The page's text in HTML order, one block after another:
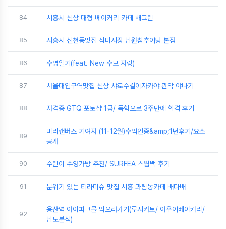
84 시흥시 신상 대형 베이커리 카페 해그린
85 시흥시 신천동맛집 삼미시장 남원참추어탕 본점
86 수영일기(feat. New 수모 자랑)
87 서울대입구역맛집 신상 샤로수길이자카야 관악 야나기
88 자격증 GTQ 포토샵 1급/ 독학으로 3주만에 합격 후기
89
미리캔버스 기여자 (11-12월)수익인증&amp;1년후기/요소
공개
90 수린이 수영가방 추천/ SURFEA 스윔백 후기
91 분위기 있는 티라미슈 맛집 시흥 과림동카페 배다배
92
용산역 아이파크몰 먹으러가기(루시카토/ 아우어베이커리/
남도분식)